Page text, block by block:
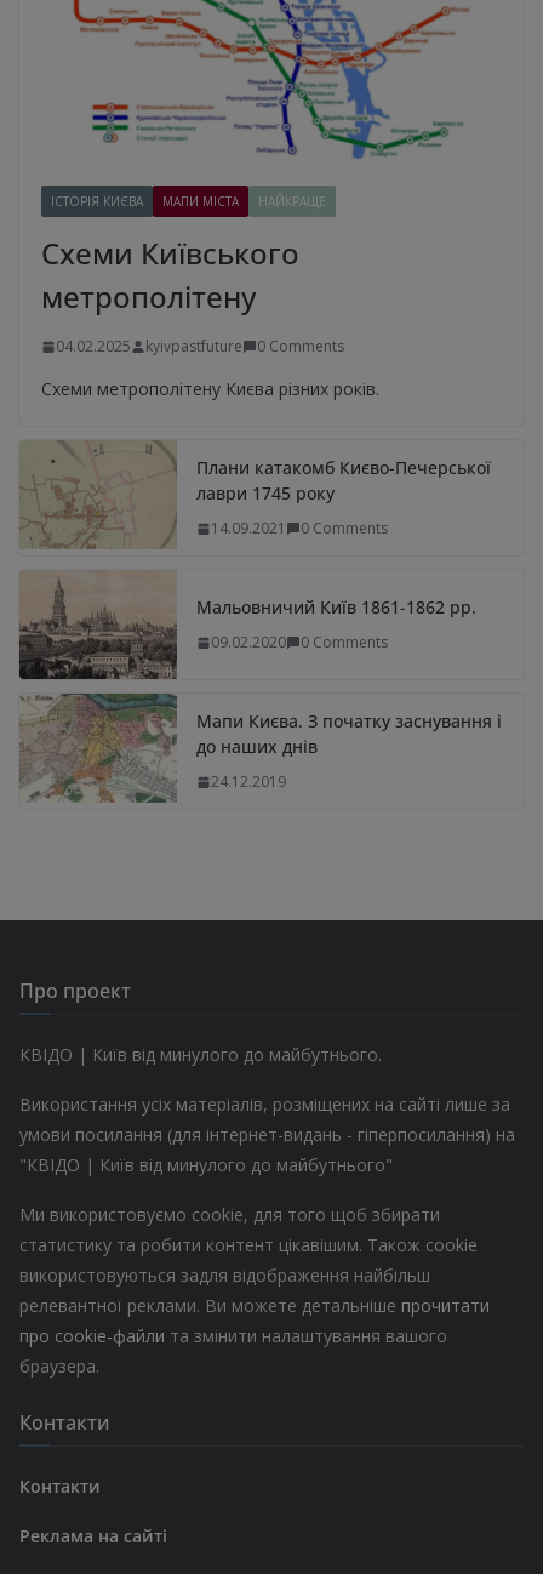
ІСТОРІЯ КИЄВА МАПИ МІСТА НАЙКРАЩЕ
Схеми Київського
метрополітену
04.02.2025 kyivpastfuture 0 Comments
Схеми метрополітену Києва різних років.
Плани катакомб Києво-Печерської
лаври 1745 року
14.09.2021 0 Comments
Мальовничий Київ 1861-1862 рр.
09.02.2020 0 Comments
Мапи Києва. З початку заснування і
до наших днів
24.12.2019
Про проект
КВІДО | Київ від минулого до майбутнього.
Використання усіх матеріалів, розміщених на сайті лише за
умови посилання (для інтернет-видань - гіперпосилання) на
"КВІДО | Київ від минулого до майбутнього"
Ми використовуємо cookie, для того щоб збирати
статистику та робити контент цікавішим. Також cookie
використовуються задля відображення найбільш
релевантної реклами. Ви можете детальніше прочитати
про cookie-файли та змінити налаштування вашого
браузера.
Контакти
Контакти
Реклама на сайті